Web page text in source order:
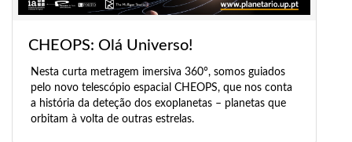
CHEOPS: Olá Universo!
Nesta curta metragem imersiva 360°, somos guiados
pelo novo telescópio espacial CHEOPS, que nos conta
a história da deteção dos exoplanetas – planetas que
orbitam à volta de outras estrelas.